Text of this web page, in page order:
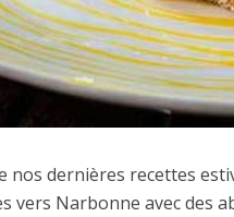
nos dernières recettes
vers Narbonne avec des